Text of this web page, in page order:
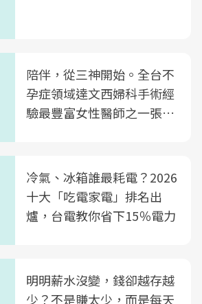
陪伴，從三神開始。全台不
孕症領域達文西婦科手術經
驗最豐富女性醫師之一張永
光田醫院建構360度女性健
康照護生態圈
冷氣、冰箱誰最耗電？2026
十大「吃電家電」排名出
爐，台電教你省下15％電力
明明薪水沒變，錢卻越存越
少？不是賺太少，而是每天